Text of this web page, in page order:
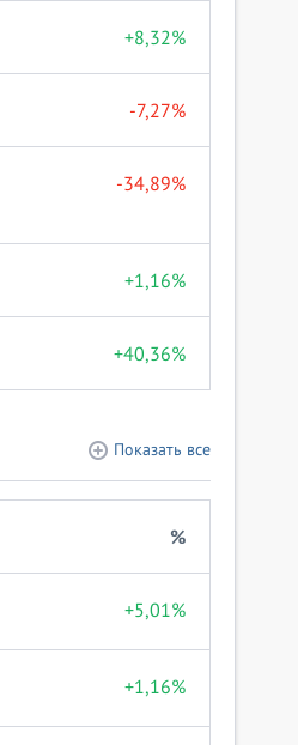
+8,32%
-7,27%
-34,89%
+1,16%
+40,36%
Показать все
%
+5,01%
+1,16%